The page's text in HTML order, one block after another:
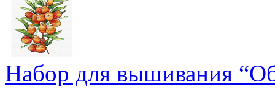
Набор для вышивания